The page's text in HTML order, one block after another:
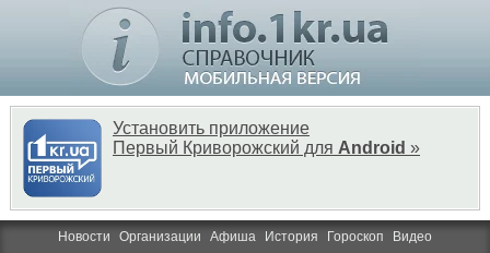
Установить приложение
Первый Криворожский для Android »
Новости Организации Афиша История Гороскоп Видео